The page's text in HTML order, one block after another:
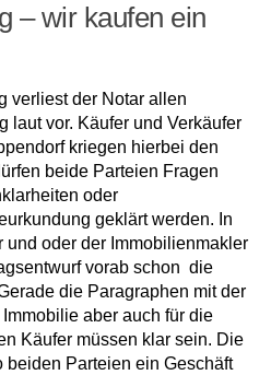
– wir kaufen ein
verliest der Notar allen
laut vor. Käufer und Verkäufer
kriegen hierbei den
beide Parteien Fragen
oder
geklärt werden. In
und oder der Immobilienmakler
vorab schon die
die Paragraphen mit der
aber auch für die
Käufer müssen klar sein. Die
beiden Parteien ein Geschäft